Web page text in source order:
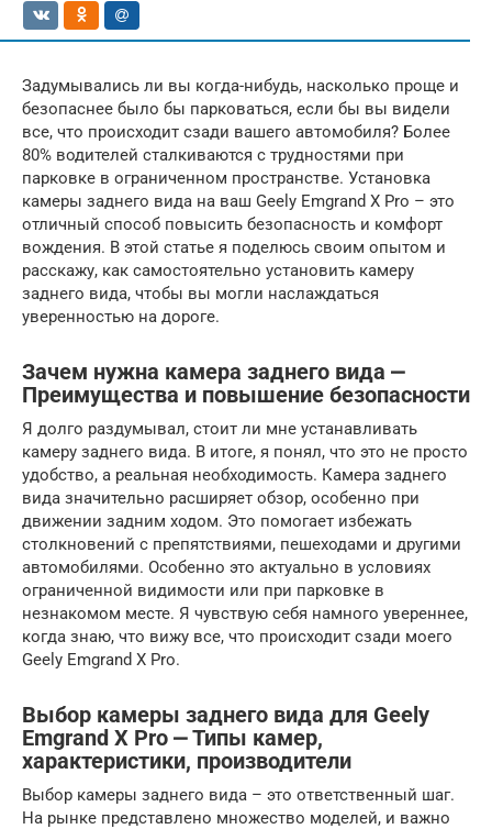
Задумывались ли вы когда-нибудь, насколько проще и
безопаснее было бы парковаться, если бы вы видели
все, что происходит сзади вашего автомобиля? Более
80% водителей сталкиваются с трудностями при
парковке в ограниченном пространстве. Установка
камеры заднего вида на ваш Geely Emgrand X Pro – это
отличный способ повысить безопасность и комфорт
вождения. В этой статье я поделюсь своим опытом и
расскажу, как самостоятельно установить камеру
заднего вида, чтобы вы могли наслаждаться
уверенностью на дороге.
Зачем нужна камера заднего вида ⎼
Преимущества и повышение безопасности
Я долго раздумывал, стоит ли мне устанавливать
камеру заднего вида. В итоге, я понял, что это не просто
удобство, а реальная необходимость. Камера заднего
вида значительно расширяет обзор, особенно при
движении задним ходом. Это помогает избежать
столкновений с препятствиями, пешеходами и другими
автомобилями. Особенно это актуально в условиях
ограниченной видимости или при парковке в
незнакомом месте. Я чувствую себя намного увереннее,
когда знаю, что вижу все, что происходит сзади моего
Geely Emgrand X Pro.
Выбор камеры заднего вида для Geely
Emgrand X Pro ⎼ Типы камер,
характеристики, производители
Выбор камеры заднего вида – это ответственный шаг.
На рынке представлено множество моделей, и важно